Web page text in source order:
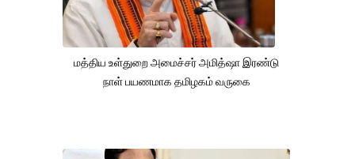
மத்திய உள்துறை அமைச்சர் அமித்ஷா இரண்டு
நாள் பயணமாக தமிழகம் வருகை